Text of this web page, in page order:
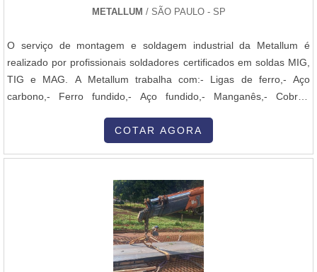
METALLUM / SÃO PAULO - SP
O serviço de montagem e soldagem industrial da Metallum é
realizado por profissionais soldadores certificados em soldas MIG,
TIG e MAG. A Metallum trabalha com:- Ligas de ferro,- Aço
carbono,- Ferro fundido,- Aço fundido,- Manganês,- Cobre,-
com abraçagem, metais de edição, solda prata, ligas fosforosas,
liga para braçagem de metal duro e liga de alumínio para
COTAR AGORA